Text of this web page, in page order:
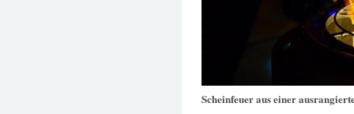
Scheinfeuer aus einer